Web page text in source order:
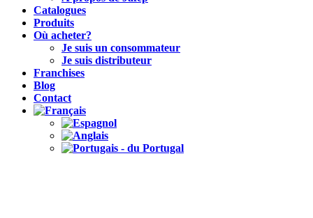
Catalogues
Produits
Où acheter?
Je suis un consommateur
Je suis distributeur
Franchises
Blog
Contact